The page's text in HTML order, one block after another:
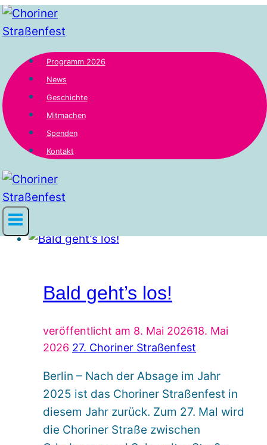
Zum
Inhalt
springen
Programm 2026
News
Geschichte
Mitmachen
Spenden
Kontakt
27. Choriner
Straßenfest
Bald geht’s los!
veröffentlicht am 8. Mai 202618. Mai
2026 27. Choriner Straßenfest
Berlin – Nach der Absage im Jahr
2025 ist das Choriner Straßenfest in
diesem Jahr zurück. Zum 27. Mal wird
die Choriner Straße zwischen